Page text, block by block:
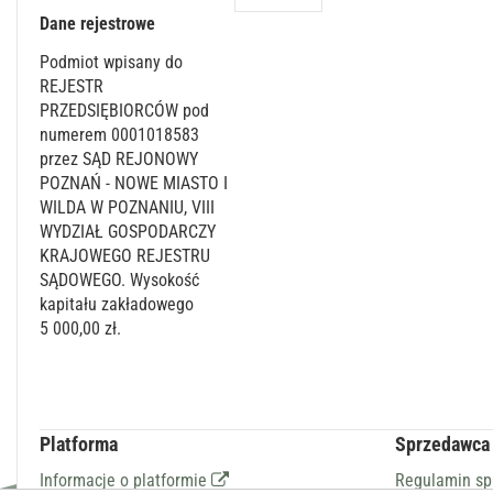
Dane rejestrowe
Podmiot wpisany do
REJESTR
PRZEDSIĘBIORCÓW pod
numerem 0001018583
przez SĄD REJONOWY
POZNAŃ - NOWE MIASTO I
WILDA W POZNANIU, VIII
WYDZIAŁ GOSPODARCZY
KRAJOWEGO REJESTRU
SĄDOWEGO. Wysokość
kapitału zakładowego
5 000,00 zł.
Platforma
Informacje o platformie
Sprzedawca
Regulamin